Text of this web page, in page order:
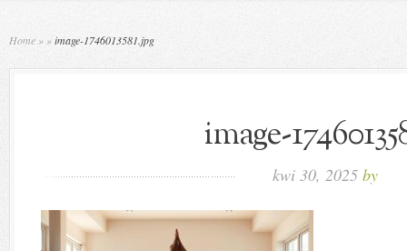
Home » »image-1746013581.jpg
image-
kwi 30, 2025 by